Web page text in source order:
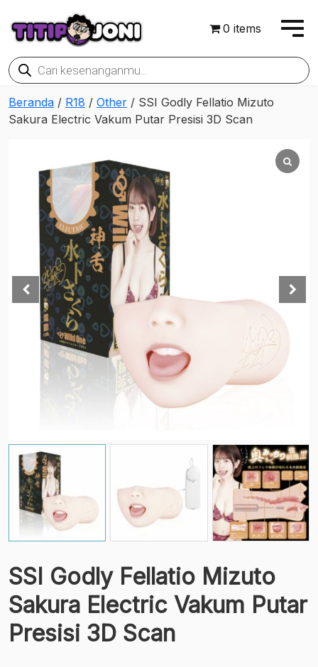
0 items
Products
search
Beranda / R18 / Other / SSI Godly Fellatio Mizuto
Sakura Electric Vakum Putar Presisi 3D Scan
SSI Godly Fellatio Mizuto
Sakura Electric Vakum Putar
Presisi 3D Scan